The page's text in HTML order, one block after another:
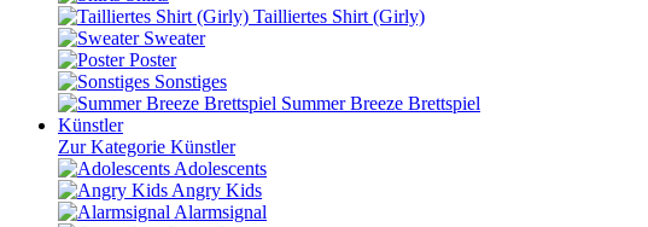
Tailliertes Shirt (Girly)
Sweater
Poster
Sonstiges
Summer Breeze Brettspiel
Künstler
Zur Kategorie Künstler
Adolescents
Angry Kids
Alarmsignal